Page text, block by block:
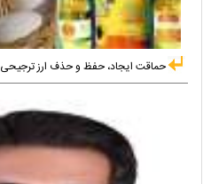
حماقت ایجاد، حفظ و حذف ارز ترجیحی